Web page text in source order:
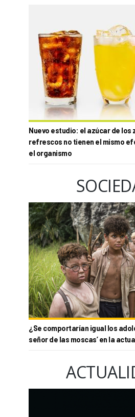
Nuevo estudio: el azúcar de los
refrescos no tienen el mismo
el organismo
¿Se comportarían igual los
señor de las moscas’ en la